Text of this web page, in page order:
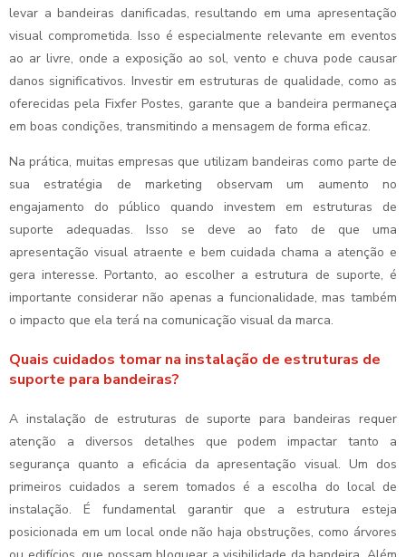
levar a bandeiras danificadas, resultando em uma apresentação
visual comprometida. Isso é especialmente relevante em eventos
ao ar livre, onde a exposição ao sol, vento e chuva pode causar
danos significativos. Investir em estruturas de qualidade, como as
oferecidas pela Fixfer Postes, garante que a bandeira permaneça
em boas condições, transmitindo a mensagem de forma eficaz.
Na prática, muitas empresas que utilizam bandeiras como parte de
sua estratégia de marketing observam um aumento no
engajamento do público quando investem em estruturas de
suporte adequadas. Isso se deve ao fato de que uma
apresentação visual atraente e bem cuidada chama a atenção e
gera interesse. Portanto, ao escolher a estrutura de suporte, é
importante considerar não apenas a funcionalidade, mas também
o impacto que ela terá na comunicação visual da marca.
Quais cuidados tomar na instalação de estruturas de
suporte para bandeiras?
A instalação de estruturas de suporte para bandeiras requer
atenção a diversos detalhes que podem impactar tanto a
segurança quanto a eficácia da apresentação visual. Um dos
primeiros cuidados a serem tomados é a escolha do local de
instalação. É fundamental garantir que a estrutura esteja
posicionada em um local onde não haja obstruções, como árvores